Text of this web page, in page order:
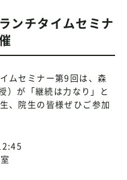
ンチタイムセミナ
ムセミナー第9回は、森
）が「継続は力なり」と
、院生の皆様ぜひご参加